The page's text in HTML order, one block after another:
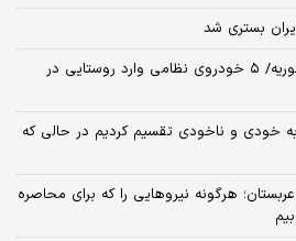
بستری شد
حمله جدید اسرائیل به خاک سوریه/ ۵ خودروی نظامی وارد روستایی در
خودی و ناخودی تقسیم کردیم در حالی که
هرگونه نیروهایی را که برای محاصره